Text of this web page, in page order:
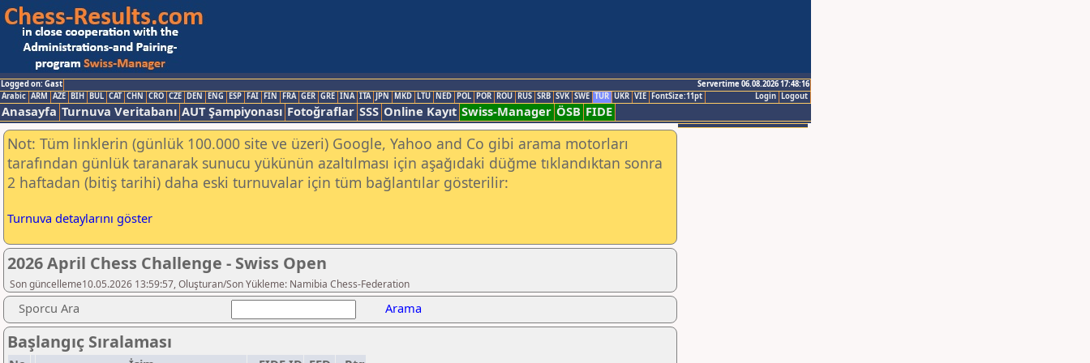
Logged on: Gast
Servertime 06.08.2026 17:48:16
Logout
Login
Arabic ARM AZE BIH BUL CAT CHN CRO CZE DEN ENG ESP FAI FIN FRA GER GRE INA ITA JPN MKD LTU NED POL POR ROU RUS SRB SVK SWE TUR UKR VIE FontSize:11pt
Anasayfa Turnuva Veritabanı AUT Şampiyonası Fotoğraflar SSS Online Kayıt Swiss-Manager ÖSB FIDE
Not: Tüm linklerin (günlük 100.000 site ve üzeri) Google, Yahoo and Co gibi arama motorları
tarafından günlük taranarak sunucu yükünün azaltılması için aşağıdaki düğme tıklandıktan sonra
2 haftadan (bitiş tarihi) daha eski turnuvalar için tüm bağlantılar gösterilir:
Turnuva detaylarını göster
2026 April Chess Challenge - Swiss Open
Son güncelleme10.05.2026 13:59:57, Oluşturan/Son Yükleme: Namibia Chess-Federation
Sporcu Ara Arama
Başlangıç Sıralaması